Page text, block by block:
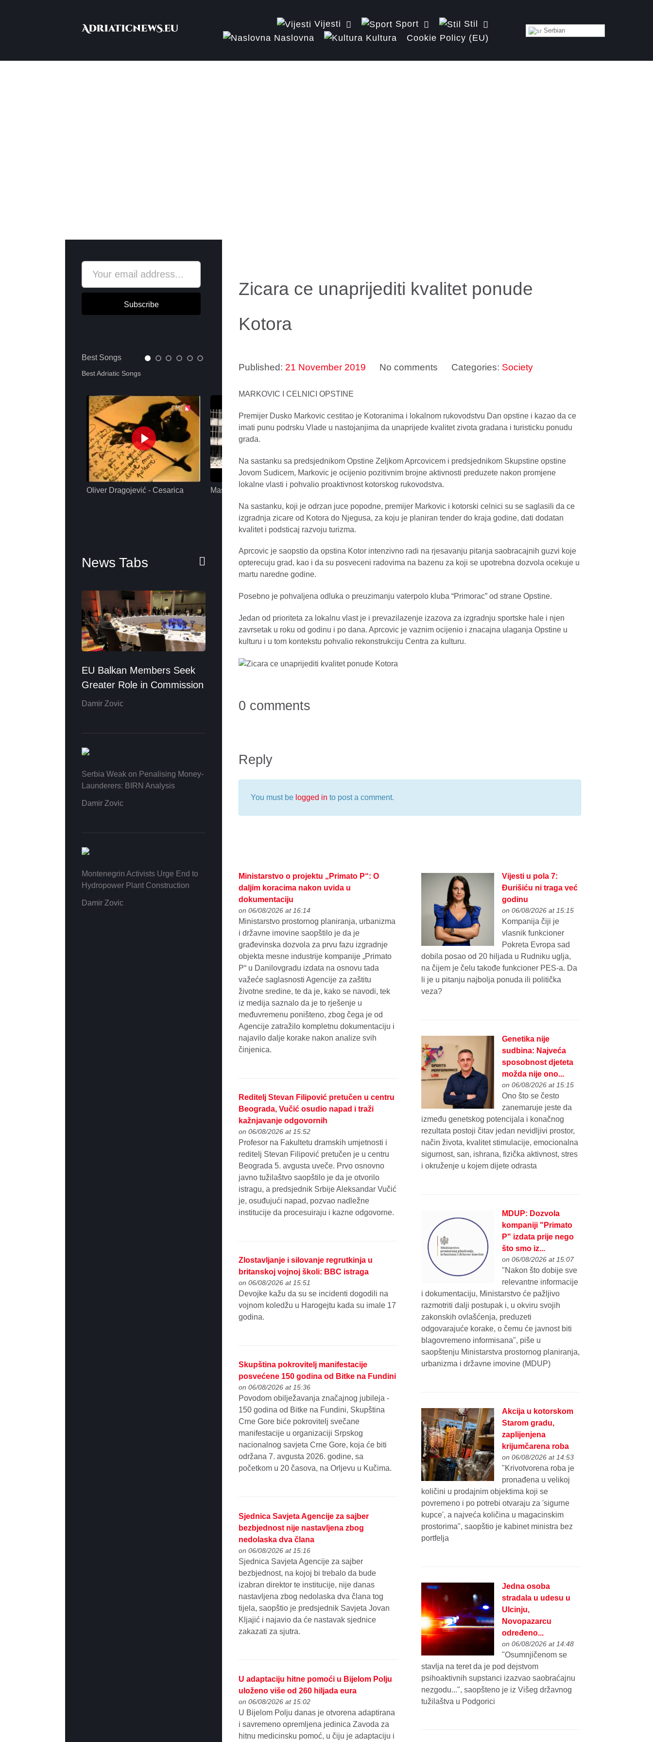
Vijesti Sport
Stil
Naslovna
Kultura Cookie Policy (EU)
Serbian
Subscribe
Best Songs
Best Adriatic Songs
Oliver Dragojević - Cesarica Massimo - Iz jednog pogleda MC STOJAN - LA MIAMI
News Tabs
EU Balkan Members Seek
Greater Role in Commission
Damir Zovic
Serbia Weak on Penalising Money-
Launderers: BIRN Analysis
Damir Zovic
Montenegrin Activists Urge End to
Hydropower Plant Construction
Damir Zovic
Zicara ce unaprijediti kvalitet ponude
Kotora
Published: 21 November 2019 No comments Categories: Society
MARKOVIC I CELNICI OPSTINE
Premijer Dusko Markovic cestitao je Kotoranima i lokalnom rukovodstvu Dan opstine i kazao da ce
imati punu podrsku Vlade u nastojanjima da unaprijede kvalitet zivota gradana i turisticku ponudu
grada.
Na sastanku sa predsjednikom Opstine Zeljkom Aprcovicem i predsjednikom Skupstine opstine
Jovom Sudicem, Markovic je ocijenio pozitivnim brojne aktivnosti preduzete nakon promjene
lokalne vlasti i pohvalio proaktivnost kotorskog rukovodstva.
Na sastanku, koji je odrzan juce popodne, premijer Markovic i kotorski celnici su se saglasili da ce
izgradnja zicare od Kotora do Njegusa, za koju je planiran tender do kraja godine, dati dodatan
kvalitet i podsticaj razvoju turizma.
Aprcovic je saopstio da opstina Kotor intenzivno radi na rjesavanju pitanja saobracajnih guzvi koje
opterecuju grad, kao i da su posveceni radovima na bazenu za koji se upotrebna dozvola ocekuje u
martu naredne godine.
Posebno je pohvaljena odluka o preuzimanju vaterpolo kluba “Primorac” od strane Opstine.
Jedan od prioriteta za lokalnu vlast je i prevazilazenje izazova za izgradnju sportske hale i njen
zavrsetak u roku od godinu i po dana. Aprcovic je vaznim ocijenio i znacajna ulaganja Opstine u
kulturu i u tom kontekstu pohvalio rekonstrukciju Centra za kulturu.
0 comments
Reply
You must be logged in to post a comment.
Ministarstvo o projektu „Primato P“: O
daljim koracima nakon uvida u
dokumentaciju
on 06/08/2026 at 16:14
Ministarstvo prostornog planiranja, urbanizma
i državne imovine saopštilo je da je
građevinska dozvola za prvu fazu izgradnje
objekta mesne industrije kompanije „Primato
P“ u Danilovgradu izdata na osnovu tada
važeće saglasnosti Agencije za zaštitu
životne sredine, te da je, kako se navodi, tek
iz medija saznalo da je to rješenje u
međuvremenu poništeno, zbog čega je od
Agencije zatražilo kompletnu dokumentaciju i
najavilo dalje korake nakon analize svih
činjenica.
Reditelj Stevan Filipović pretučen u centru
Beograda, Vučić osudio napad i traži
kažnjavanje odgovornih
on 06/08/2026 at 15:52
Profesor na Fakultetu dramskih umjetnosti i
reditelj Stevan Filipović pretučen je u centru
Beograda 5. avgusta uveče. Prvo osnovno
javno tužilaštvo saopštilo je da je otvorilo
istragu, a predsjednik Srbije Aleksandar Vučić
je, osuđujući napad, pozvao nadležne
institucije da procesuiraju i kazne odgovorne.
Zlostavljanje i silovanje regrutkinja u
britanskoj vojnoj školi: BBC istraga
on 06/08/2026 at 15:51
Devojke kažu da su se incidenti dogodili na
vojnom koledžu u Harogejtu kada su imale 17
godina.
Skupština pokrovitelj manifestacije
posvećene 150 godina od Bitke na Fundini
on 06/08/2026 at 15:36
Povodom obilježavanja značajnog jubileja -
150 godina od Bitke na Fundini, Skupština
Crne Gore biće pokrovitelj svečane
manifestacije u organizaciji Srpskog
nacionalnog savjeta Crne Gore, koja će biti
održana 7. avgusta 2026. godine, sa
početkom u 20 časova, na Orljevu u Kučima.
Sjednica Savjeta Agencije za sajber
bezbjednost nije nastavljena zbog
nedolaska dva člana
on 06/08/2026 at 15:16
Sjednica Savjeta Agencije za sajber
bezbjednost, na kojoj bi trebalo da bude
izabran direktor te institucije, nije danas
nastavljena zbog nedolaska dva člana tog
tijela, saopštio je predsjednik Savjeta Jovan
Kljajić i najavio da će nastavak sjednice
zakazati za sjutra.
U adaptaciju hitne pomoći u Bijelom Polju
uloženo više od 260 hiljada eura
on 06/08/2026 at 15:02
U Bijelom Polju danas je otvorena adaptirana
i savremeno opremljena jedinica Zavoda za
hitnu medicinsku pomoć, u čiju je adaptaciju i
Vijesti u pola 7:
Đurišiću ni traga već
godinu
on 06/08/2026 at 15:15
Kompanija čiji je
vlasnik funkcioner
Pokreta Evropa sad
dobila posao od 20 hiljada u Rudniku uglja,
na čijem je čelu takođe funkcioner PES-a. Da
li je u pitanju najbolja ponuda ili politička
veza?
Genetika nije
sudbina: Najveća
sposobnost djeteta
možda nije ono...
on 06/08/2026 at 15:15
Ono što se često
zanemaruje jeste da
između genetskog potencijala i konačnog
rezultata postoji čitav jedan nevidljivi prostor,
način života, kvalitet stimulacije, emocionalna
sigurnost, san, ishrana, fizička aktivnost, stres
i okruženje u kojem dijete odrasta
MDUP: Dozvola
kompaniji "Primato
P" izdata prije nego
što smo iz...
on 06/08/2026 at 15:07
"Nakon što dobije sve
relevantne informacije
i dokumentaciju, Ministarstvo će pažljivo
razmotriti dalji postupak i, u okviru svojih
zakonskih ovlašćenja, preduzeti
odgovarajuće korake, o čemu će javnost biti
blagovremeno informisana", piše u
saopštenju Ministarstva prostornog planiranja,
urbanizma i državne imovine (MDUP)
Akcija u kotorskom
Starom gradu,
zaplijenjena
krijumčarena roba
on 06/08/2026 at 14:53
"Krivotvorena roba je
pronađena u velikoj
količini u prodajnim objektima koji se
povremeno i po potrebi otvaraju za 'sigurne
kupce', a najveća količina u magacinskim
prostorima", saopštio je kabinet ministra bez
portfelja
Jedna osoba
stradala u udesu u
Ulcinju,
Novopazarcu
određeno...
on 06/08/2026 at 14:48
"Osumnjičenom se
stavlja na teret da je pod dejstvom
psihoaktivnih supstanci izazvao saobraćajnu
nezgodu...", saopšteno je iz Višeg državnog
tužilaštva u Podgorici